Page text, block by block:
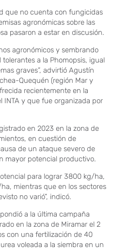
que no cuenta con fungicidas
agronómicas sobre las
pasaron a estar en discusión.
agronómicos y sembrando
a la Phomopsis, igual
graves”, advirtió Agustín
Quequén (región Mar y
recientemente en la
INTA y que fue organizada por
en 2023 en la zona de
en cuestión de
de un ataque severo de
mayor potencial productivo.
para lograr 3800 kg/ha,
mientras que en los sectores
no varió”, indicó.
a la última campaña
en la zona de Miramar el 2
con una fertilización de 40
voleada a la siembra en un